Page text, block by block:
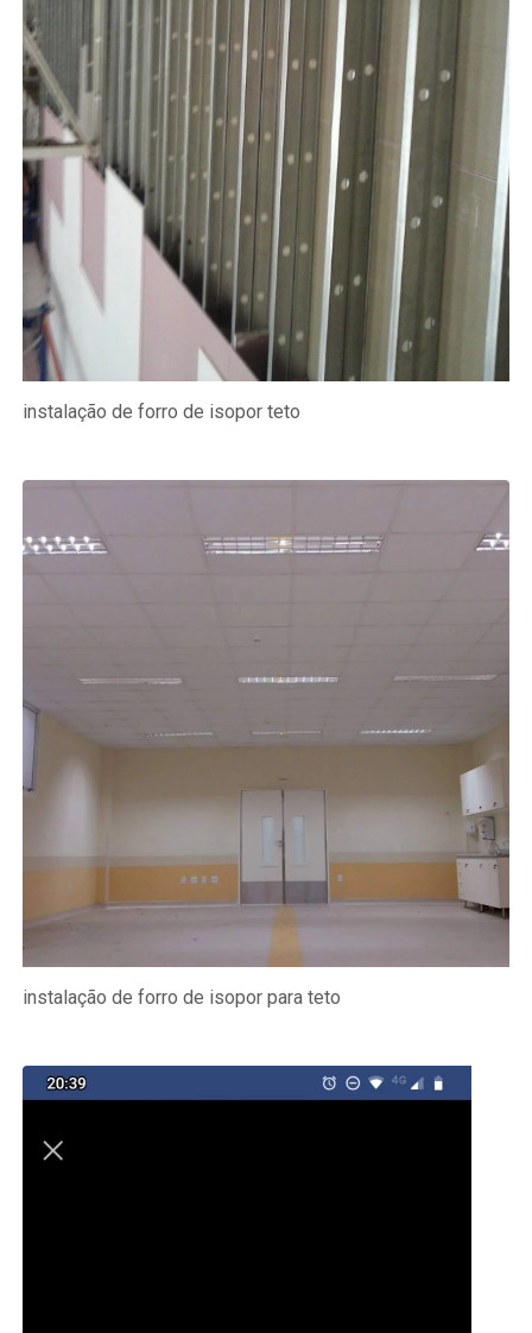
instalação de forro de isopor teto
instalação de forro de isopor para teto